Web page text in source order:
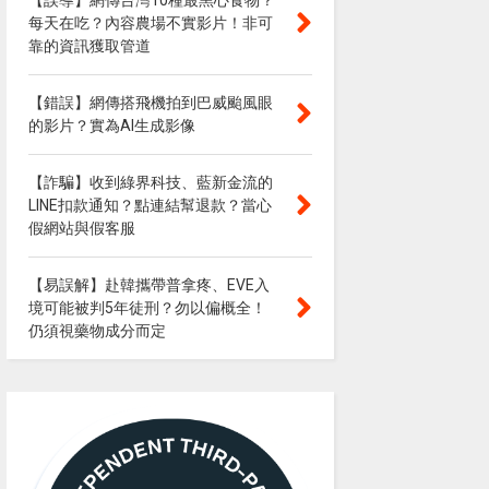
每天在吃？內容農場不實影片！非可
靠的資訊獲取管道
【錯誤】網傳搭飛機拍到巴威颱風眼
的影片？實為AI生成影像
【詐騙】收到綠界科技、藍新金流的
LINE扣款通知？點連結幫退款？當心
假網站與假客服
【易誤解】赴韓攜帶普拿疼、EVE入
境可能被判5年徒刑？勿以偏概全！
仍須視藥物成分而定